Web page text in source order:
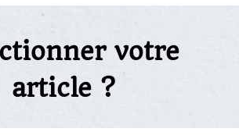
votre
article ?